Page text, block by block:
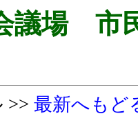
議場 市
>> 最新へもど